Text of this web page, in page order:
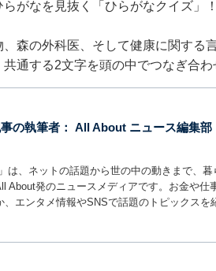
がなを見抜く「ひらがなクイズ」！
森の外科医、そして健康に関する
通する2文字を頭の中でつなぎ合
の執筆者： All About ニュース編集部
は、ネットの話題から世の中の動きまで、
About発のニュースメディアです。お金や
、エンタメ情報やSNSで話題のトピックスを